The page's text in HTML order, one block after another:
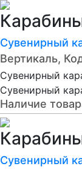
Сувенирный
Вертикаль,
Сувенирный
Сувенирный
Наличие
Сувенирный